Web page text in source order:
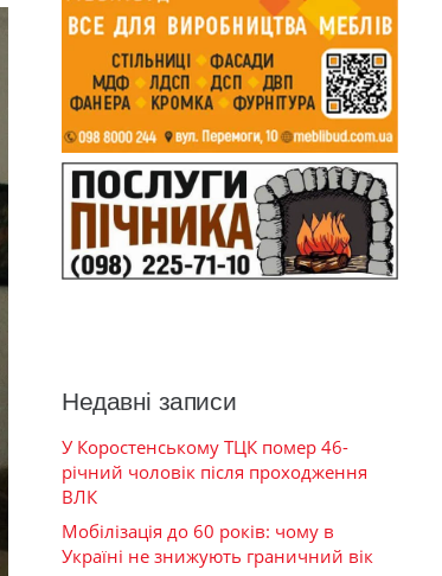
Недавні записи
У Коростенському ТЦК помер 46-
річний чоловік після проходження
ВЛК
Мобілізація до 60 років: чому в
Україні не знижують граничний вік